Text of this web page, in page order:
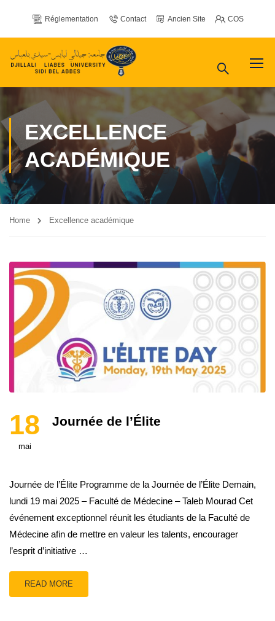
Réglementation Contact Ancien Site COS
EXCELLENCE
ACADÉMIQUE
Home Excellence académique
18
mai
Journée de l’Élite
Journée de l’Élite Programme de la Journée de l’Élite Demain,
lundi 19 mai 2025 – Faculté de Médecine – Taleb Mourad Cet
événement exceptionnel réunit les étudiants de la Faculté de
Médecine afin de mettre en valeur les talents, encourager
l’esprit d’initiative …
READ MORE